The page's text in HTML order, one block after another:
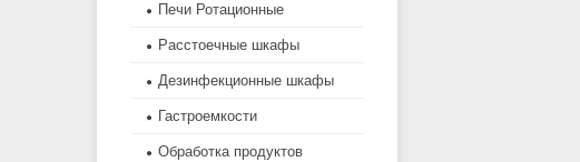
Печи Ротационные
Расстоечные шкафы
Дезинфекционные шкафы
Гастроемкости
Обработка продуктов